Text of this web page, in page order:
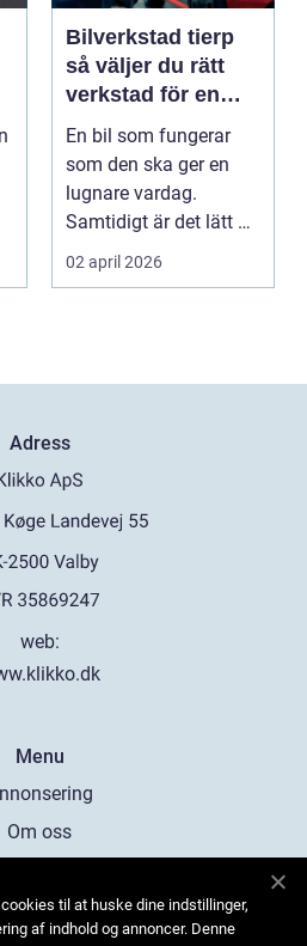
Bilverkstad tierp
så väljer du rätt
verkstad för en
tryggare bilvardag
En bil som fungerar
som den ska ger en
lugnare vardag.
Samtidigt är det lätt att
skjuta upp service ...
02 april 2026
Adress
web:
Menu
Om oss
oss
til at huske dine indstillinger,
af indhold og annoncer. Denne